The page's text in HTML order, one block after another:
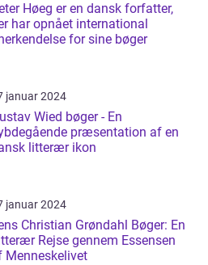
Høeg er en dansk forfatter,
har opnået international
for sine bøger
januar 2024
Wied bøger - En
præsentation af en
litterær ikon
januar 2024
Christian Grøndahl Bøger: En
Rejse gennem Essensen
Menneskelivet